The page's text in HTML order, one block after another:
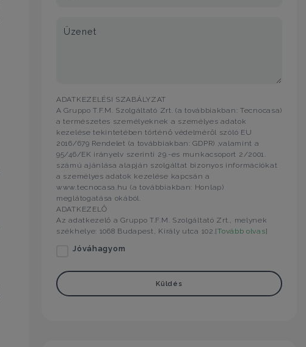
Üzenet
ADATKEZELÉSI SZABÁLYZAT
A Gruppo T.F.M. Szolgáltató Zrt. (a továbbiakban: Tecnocasa)
a természetes személyeknek a személyes adatok
kezelése tekintetében történő védelméről szóló EU
2016/679 Rendelet (a továbbiakban: GDPR) ,valamint a
95/46/EK irányelv szerinti 29.-es munkacsoport 2/2001.
számú ajánlása alapján szolgáltat bizonyos információkat
a személyes adatok kezelése kapcsán a
www.tecnocasa.hu (a továbbiakban: Honlap)
meglátogatása okából.
ADATKEZELŐ
Az adatkezelő a Gruppo T.F.M. Szolgáltató Zrt., melynek
székhelye: 1068 Budapest, Király utca 102.[Tovább olvas]
Jóváhagyom
Küldés